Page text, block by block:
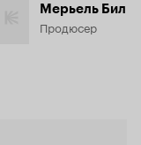
Мерьель Бил
Продюсер